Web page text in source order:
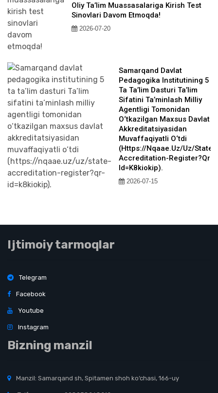
Oliy Ta’lim Muassasalariga Kirish Test
Sinovlari Davom Etmoqda!
2026-07-20
Samarqand Davlat
Pedagogika Institutining 5
Ta Ta’lim Dasturi Ta’lim
Sifatini Ta’minlash Milliy
Agentligi Tomonidan
O‘tkazilgan Maxsus Davlat
Akkreditatsiyasidan
Muvaffaqiyatli O‘tdi
(https://nqaae.uz/uz/state-
Accreditation-Register?qr-
Id=k8kiokip).
2026-07-15
Ijtimoiy tarmoqlar
Telegram
Facebook
Youtube
Instagram
Bizning manzil
Manzil: Samarqand sh, Spitamen shoh ko‘chasi, 166-uy